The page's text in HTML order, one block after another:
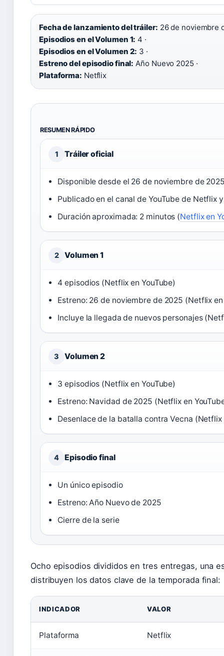
Fecha de lanzamiento del tráiler: 26 de noviembre
Episodios en el Volumen 1: 4 ·
Episodios en el Volumen 2: 3 ·
Estreno del episodio final: Año Nuevo 2025 ·
Plataforma: Netflix
RESUMEN RÁPIDO
1 Tráiler oficial
Disponible desde el 26 de noviembre de
Publicado en el canal de YouTube de Netflix
Duración aproximada: 2 minutos (Netflix en
2 Volumen 1
4 episodios (Netflix en YouTube)
Estreno: 26 de noviembre de 2025 (Netflix en
Incluye la llegada de nuevos personajes
3 Volumen 2
3 episodios (Netflix en YouTube)
Estreno: Navidad de 2025 (Netflix en
Desenlace de la batalla contra Vecna (Netflix
4 Episodio final
Un único episodio
Estreno: Año Nuevo de 2025
Cierre de la serie
Ocho episodios divididos en tres entregas, una
distribuyen los datos clave de la temporada final:
INDICADOR VALOR
Plataforma Netflix